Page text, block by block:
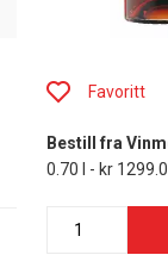
Favoritt
Bestill fra
0.70 l - kr